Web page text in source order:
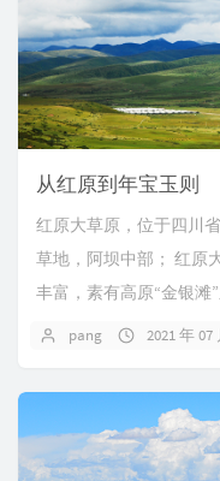
从红原到年宝玉则
红原大草原，位于四川
草地，阿坝中部； 红原
丰富，素有高原“金银滩
pang 2021 年 07